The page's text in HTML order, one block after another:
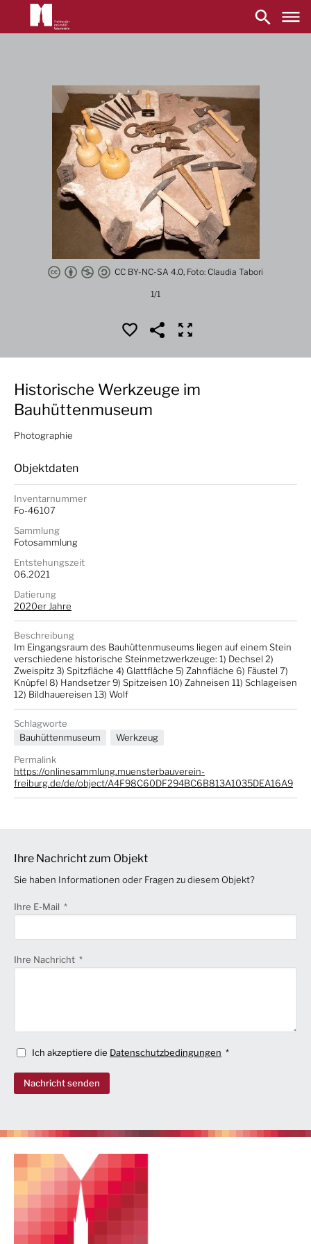
navigation
CC BY-NC-SA 4.0, Foto: Claudia Tabori
1/1
Historische Werkzeuge im
Bauhüttenmuseum
Photographie
Objektdaten
Inventarnummer
Fo-46107
Sammlung
Fotosammlung
Entstehungszeit
06.2021
Datierung
2020er Jahre
Beschreibung
Im Eingangsraum des Bauhüttenmuseums liegen auf einem Stein
verschiedene historische Steinmetzwerkzeuge: 1) Dechsel 2)
Zweispitz 3) Spitzfläche 4) Glattfläche 5) Zahnfläche 6) Fäustel 7)
Knüpfel 8) Handsetzer 9) Spitzeisen 10) Zahneisen 11) Schlageisen
12) Bildhauereisen 13) Wolf
Schlagworte
Bauhüttenmuseum
Werkzeug
Permalink
https://onlinesammlung.muensterbauverein-
freiburg.de/de/object/A4F98C60DF294BC6B813A1035DEA16A9
Ihre Nachricht zum Objekt
Sie haben Informationen oder Fragen zu diesem Objekt?
Ihre E-Mail
Ihre Nachricht
Ich akzeptiere die Datenschutzbedingungen
Nachricht senden